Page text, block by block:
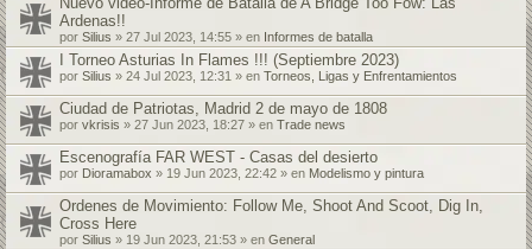
Ardenas!!
por Silius » 27 Jul 2023, 14:55 » en Informes de batalla
I Torneo Asturias In Flames !!! (Septiembre 2023)
por Silius » 24 Jul 2023, 12:31 » en Torneos, Ligas y Enfrentamientos
Ciudad de Patriotas, Madrid 2 de mayo de 1808
por vkrisis » 27 Jun 2023, 18:27 » en Trade news
Escenografía FAR WEST - Casas del desierto
por Dioramabox » 19 Jun 2023, 22:42 » en Modelismo y pintura
Ordenes de Movimiento: Follow Me, Shoot And Scoot, Dig In,
Cross Here
por Silius » 19 Jun 2023, 21:53 » en General